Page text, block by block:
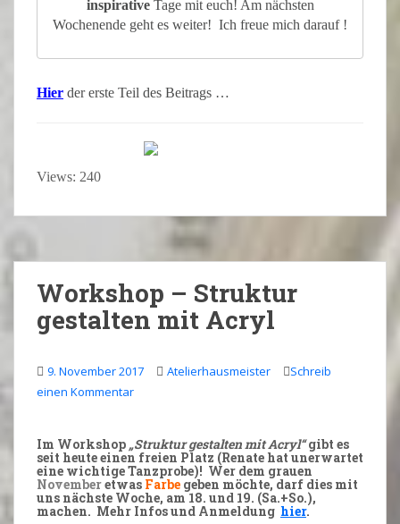
inspirativeTage mit euch! Am nächsten
Wochenende geht es weiter! Ich freue mich darauf !
Hier der erste Teil des Beitrags …
Views: 240
Workshop – Struktur
gestalten mit Acryl
9. November 2017 Atelierhausmeister
Schreib
einen Kommentar
Im Workshop „Struktur gestalten mit Acryl“gibt es
seit heuteeinen freien Platz (Renate hat unerwartet
eine wichtige Tanzprobe)! Wer dem grauen
Novemberetwas Farbe geben möchte, darf dies mit
uns nächste Woche, am 18. und 19. (Sa.+So.),
machen. Mehr Infosund Anmeldung hier.